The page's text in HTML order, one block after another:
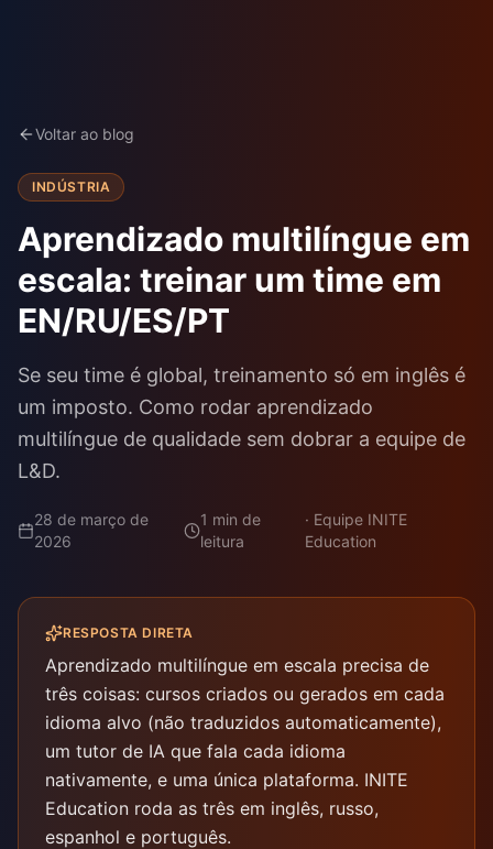
Voltar ao blog
INDÚSTRIA
Aprendizado multilíngue em
escala: treinar um time em
EN/RU/ES/PT
Se seu time é global, treinamento só em inglês é
um imposto. Como rodar aprendizado
multilíngue de qualidade sem dobrar a equipe de
L&D.
28 de março de
2026
1 min de
leitura
· Equipe INITE
Education
RESPOSTA DIRETA
Aprendizado multilíngue em escala precisa de
três coisas: cursos criados ou gerados em cada
idioma alvo (não traduzidos automaticamente),
um tutor de IA que fala cada idioma
nativamente, e uma única plataforma. INITE
Education roda as três em inglês, russo,
espanhol e português.